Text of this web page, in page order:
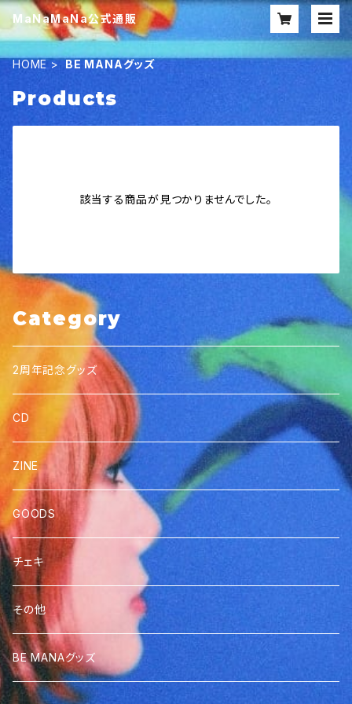
MaNaMaNa公式通販
HOME BE MANAグッズ
Products
該当する商品が見つかりませんでした。
Category
2周年記念グッズ
CD
ZINE
GOODS
チェキ
その他
BE MANAグッズ